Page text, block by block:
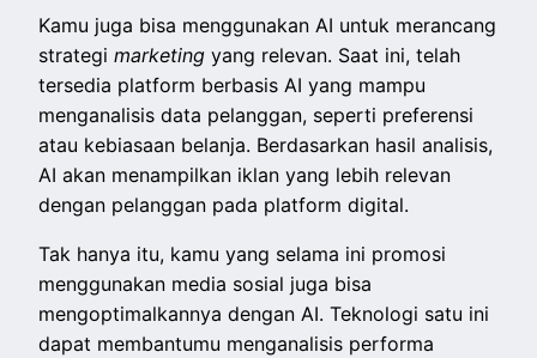
Kamu juga bisa menggunakan AI untuk merancang
strategimarketingyang relevan. Saat ini, telah
tersedia platform berbasis AI yang mampu
menganalisis data pelanggan, seperti preferensi
atau kebiasaan belanja. Berdasarkan hasil analisis,
AI akan menampilkan iklan yang lebih relevan
dengan pelanggan pada platform digital.
Tak hanya itu, kamu yang selama ini promosi
menggunakan media sosial juga bisa
mengoptimalkannya dengan AI. Teknologi satu ini
dapat membantumu menganalisis performa